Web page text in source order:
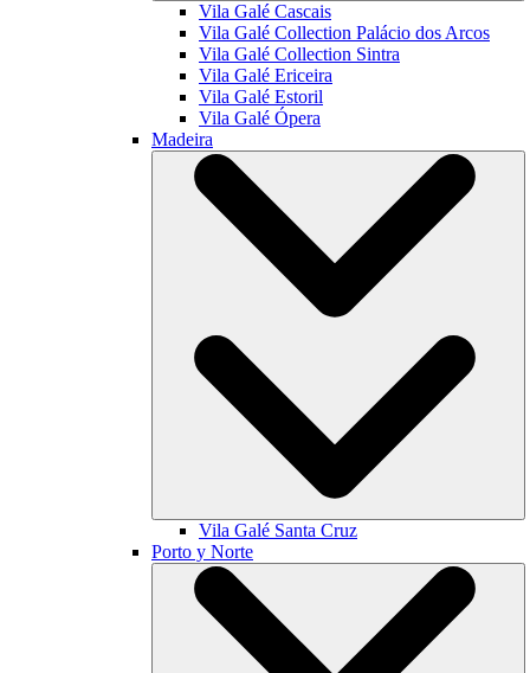
Vila Galé Cascais
Vila Galé Collection Palácio dos Arcos
Vila Galé Collection Sintra
Vila Galé Ericeira
Vila Galé Estoril
Vila Galé Ópera
Madeira
Vila Galé Santa Cruz
Porto y Norte